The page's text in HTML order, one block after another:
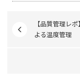
【品質管理レ
よる温度管理